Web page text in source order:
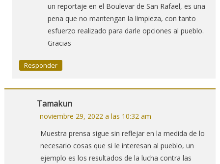
un reportaje en el Boulevar de San Rafael, es una
pena que no mantengan la limpieza, con tanto
esfuerzo realizado para darle opciones al pueblo.
Gracias
Responder
Tamakun
noviembre 29, 2022 a las 10:32 am
Muestra prensa sigue sin reflejar en la medida de lo
necesario cosas que si le interesan al pueblo, un
ejemplo es los resultados de la lucha contra las